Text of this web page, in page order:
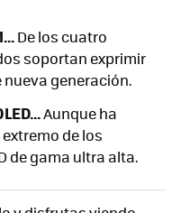
De los cuatro
soportan exprimir
generación.
Aunque ha
de los
de gama ultra alta.